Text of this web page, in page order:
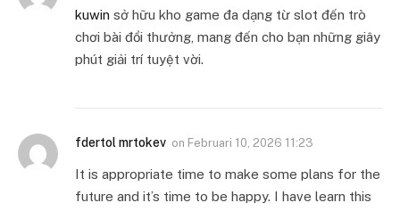
kuwin sở hữu kho game đa dạng từ slot đến trò
chơi bài đổi thưởng, mang đến cho bạn những giây
phút giải trí tuyệt vời.
fdertol mrtokev on Februari 10, 2026 11:23
It is appropriate time to make some plans for the
future and it’s time to be happy. I have learn this